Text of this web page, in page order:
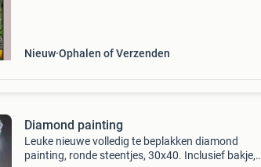
Nieuw Ophalen of Verzenden
Diamond painting
Leuke nieuwe volledig te beplakken diamond
painting, ronde steentjes, 30x40. Inclusief bakje,